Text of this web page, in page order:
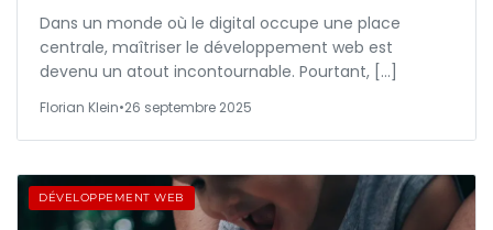
Dans un monde où le digital occupe une place
centrale, maîtriser le développement web est
devenu un atout incontournable. Pourtant, […]
Florian Klein•26 septembre 2025
DÉVELOPPEMENT WEB